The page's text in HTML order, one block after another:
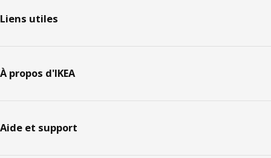
Liens utiles
À propos d'IKEA
Aide et support